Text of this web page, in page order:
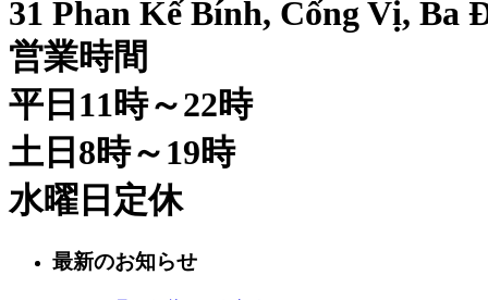
31 Phan Kế Bính, Cống Vị, Ba
営業時間
平日11時～22時
土日8時～19時
水曜日定休
最新のお知らせ